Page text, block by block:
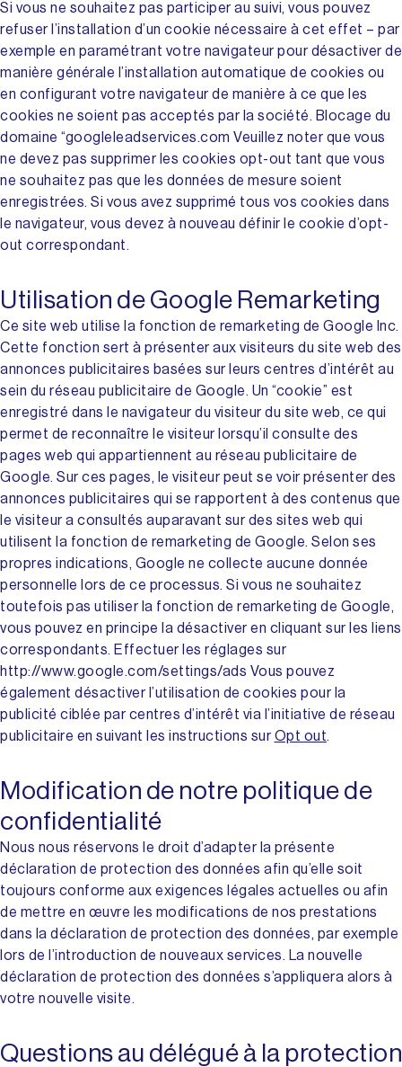
Si vous ne souhaitez pas participer au suivi, vous pouvez
refuser l’installation d’un cookie nécessaire à cet effet – par
exemple en paramétrant votre navigateur pour désactiver de
manière générale l’installation automatique de cookies ou
en configurant votre navigateur de manière à ce que les
cookies ne soient pas acceptés par la société. Blocage du
domaine “googleleadservices.com Veuillez noter que vous
ne devez pas supprimer les cookies opt-out tant que vous
ne souhaitez pas que les données de mesure soient
enregistrées. Si vous avez supprimé tous vos cookies dans
le navigateur, vous devez à nouveau définir le cookie d’opt-
out correspondant.
Utilisation de Google Remarketing
Ce site web utilise la fonction de remarketing de Google Inc.
Cette fonction sert à présenter aux visiteurs du site web des
annonces publicitaires basées sur leurs centres d’intérêt au
sein du réseau publicitaire de Google. Un “cookie” est
enregistré dans le navigateur du visiteur du site web, ce qui
permet de reconnaître le visiteur lorsqu’il consulte des
pages web qui appartiennent au réseau publicitaire de
Google. Sur ces pages, le visiteur peut se voir présenter des
annonces publicitaires qui se rapportent à des contenus que
le visiteur a consultés auparavant sur des sites web qui
utilisent la fonction de remarketing de Google. Selon ses
propres indications, Google ne collecte aucune donnée
personnelle lors de ce processus. Si vous ne souhaitez
toutefois pas utiliser la fonction de remarketing de Google,
vous pouvez en principe la désactiver en cliquant sur les liens
correspondants. Effectuer les réglages sur
http://www.google.com/settings/ads Vous pouvez
également désactiver l’utilisation de cookies pour la
publicité ciblée par centres d’intérêt via l’initiative de réseau
publicitaire en suivant les instructions sur Opt out.
Modification de notre politique de
confidentialité
Nous nous réservons le droit d’adapter la présente
déclaration de protection des données afin qu’elle soit
toujours conforme aux exigences légales actuelles ou afin
de mettre en œuvre les modifications de nos prestations
dans la déclaration de protection des données, par exemple
lors de l’introduction de nouveaux services. La nouvelle
déclaration de protection des données s’appliquera alors à
votre nouvelle visite.
Questions au délégué à la protection